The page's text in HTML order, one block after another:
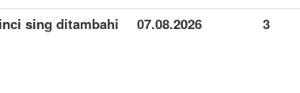
sing ditambahi
07.08.2026 3